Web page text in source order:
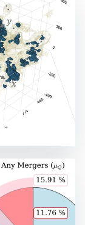
3D karta